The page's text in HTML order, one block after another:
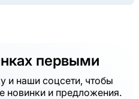
первыми
и наши соцсети, чтобы
новинки и предложения.